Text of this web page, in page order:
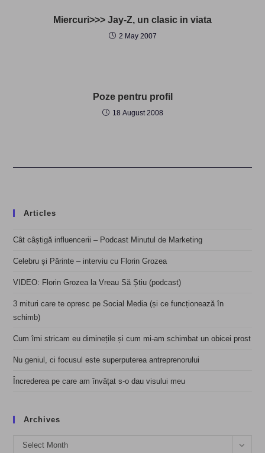
Miercuri>>> Jay-Z, un clasic in viata
2 May 2007
Poze pentru profil
18 August 2008
Articles
Cât câștigă influencerii – Podcast Minutul de Marketing
Celebru și Părinte – interviu cu Florin Grozea
VIDEO: Florin Grozea la Vreau Să Știu (podcast)
3 mituri care te opresc pe Social Media (și ce funcționează în
schimb)
Cum îmi stricam eu diminețile și cum mi-am schimbat un obicei prost
Nu geniul, ci focusul este superputerea antreprenorului
Încrederea pe care am învățat s-o dau visului meu
Archives
Archives
Select Month